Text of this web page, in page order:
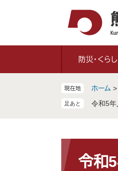
防災・くら
現在地 ホーム >
令和5
文
令和